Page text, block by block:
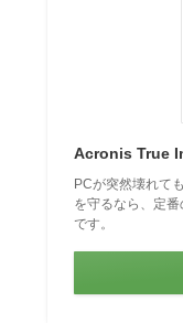
Acronis True
PCが突然壊れて
を守るなら、定
です。